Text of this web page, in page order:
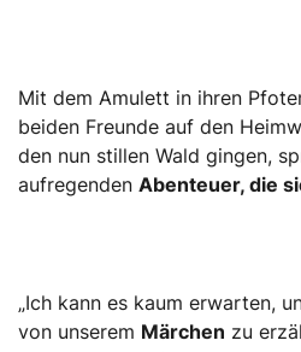
Mit dem Amulett in ihren
beiden Freunde auf den
den nun stillen Wald gingen,
aufregenden Abenteuer, die
„Ich kann es kaum erwarten,
von unserem Märchen zu